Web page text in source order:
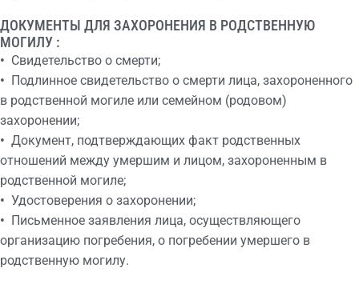
ДОКУМЕНТЫ ДЛЯ ЗАХОРОНЕНИЯ В РОДСТВЕННУЮ
МОГИЛУ :
• Свидетельство о смерти;
• Подлинное свидетельство о смерти лица, захороненного
в родственной могиле или семейном (родовом)
захоронении;
• Документ, подтверждающих факт родственных
отношений между умершим и лицом, захороненным в
родственной могиле;
• Удостоверения о захоронении;
•
Письменное заявления лица, осуществляющего
организацию погребения, о погребении умершего в
родственную могилу.